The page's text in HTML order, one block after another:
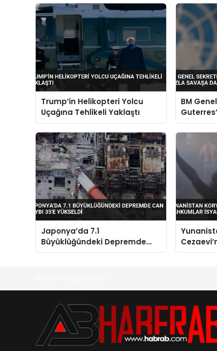
Trump’in Helikopteri Yolcu
Uçağına Tehlikeli Yaklaştı
BM
Fazla
Uyarısı
Japonya’da 7.1
Büyüklüğündeki Depremde
Can Kaybı 35’e Yükseldi
İsyan